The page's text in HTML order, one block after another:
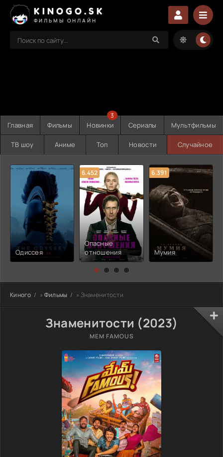
KINOGO.SK
ФИЛЬМЫ ОНЛАЙН
Главная Фильмы Новинки
3
Сериалы Мультфильмы
ТВ шоу Аниме Топ Новости Случайное
Одиссея
6.452
Опасные
отношения
6.391
Мумия
Киного » Фильмы » Знаменитости
Знаменитости (2023)
MEM FAMOUS